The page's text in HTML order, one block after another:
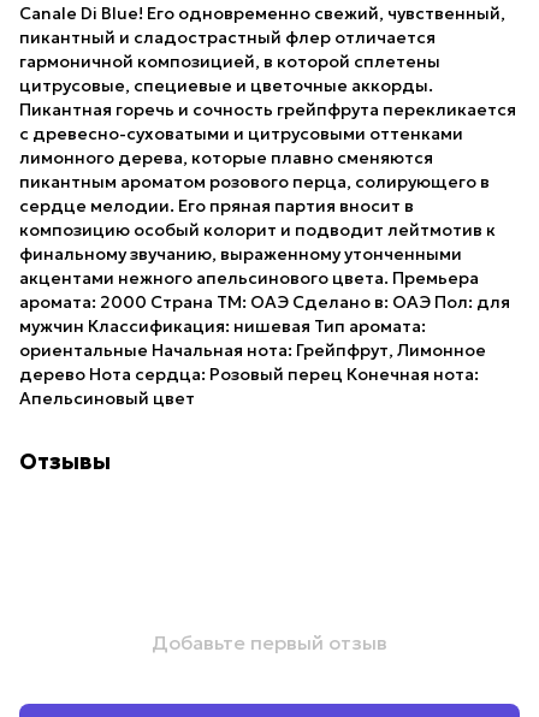
Canale Di Blue! Его одновременно свежий, чувственный,
пикантный и сладострастный флер отличается
гармоничной композицией, в которой сплетены
цитрусовые, специевые и цветочные аккорды.
Пикантная горечь и сочность грейпфрута перекликается
с древесно-суховатыми и цитрусовыми оттенками
лимонного дерева, которые плавно сменяются
пикантным ароматом розового перца, солирующего в
сердце мелодии. Его пряная партия вносит в
композицию особый колорит и подводит лейтмотив к
финальному звучанию, выраженному утонченными
акцентами нежного апельсинового цвета. Премьера
аромата: 2000 Страна ТМ: ОАЭ Сделано в: ОАЭ Пол: для
мужчин Классификация: нишевая Тип аромата:
ориентальные Начальная нота: Грейпфрут, Лимонное
дерево Нота сердца: Розовый перец Конечная нота:
Апельсиновый цвет
Отзывы
Добавьте первый отзыв